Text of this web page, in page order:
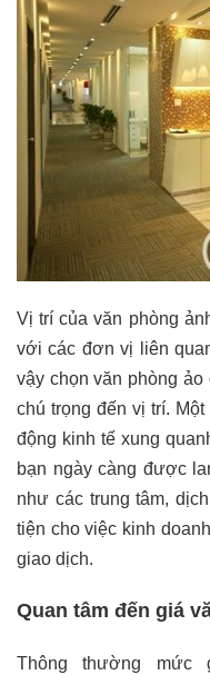
Vị trí của văn phòng
với các đơn vị liên
vậy chọn văn phòng ảo
chú trọng đến vị trí.
động kinh tế xung
bạn ngày càng được
như các trung tâm,
tiện cho việc kinh
giao dịch.
Quan tâm đến giá
Thông thường